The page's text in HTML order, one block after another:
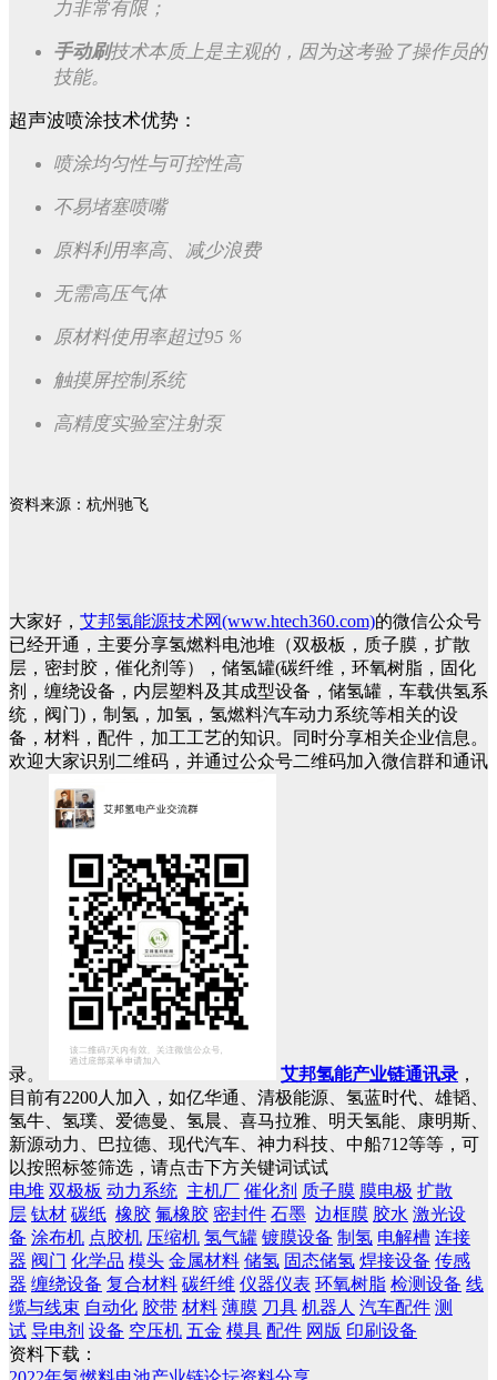
力非常有限；
手动刷技术本质上是主观的，因为这考验了操作员的
技能。
超声波喷涂技术优势：
喷涂均匀性与可控性高
不易堵塞喷嘴
原料利用率高、减少浪费
无需高压气体
原材料使用率超过95％
触摸屏控制系统
高精度实验室注射泵
资料来源：杭州驰飞
大家好， 艾邦氢能源技术网(www.htech360.com)的微信公众号
已经开通，主要分享氢燃料电池堆（双极板，质子膜，扩散
层，密封胶，催化剂等），储氢罐(碳纤维，环氧树脂，固化
剂，缠绕设备，内层塑料及其成型设备，储氢罐，车载供氢系
统，阀门)，制氢，加氢，氢燃料汽车动力系统等相关的设
备，材料，配件，加工工艺的知识。同时分享相关企业信息。
欢迎大家识别二维码，并通过公众号二维码加入微信群和通讯
录。 艾邦氢能产业链通讯录 ，
目前有2200人加入，如亿华通、清极能源、氢蓝时代、雄韬、
氢牛、氢璞、爱德曼、氢晨、喜马拉雅、明天氢能、康明斯、
新源动力、巴拉德、现代汽车、神力科技、中船712等等，可
以按照标签筛选，请点击下方关键词试试
电堆 双极板 动力系统 主机厂 催化剂 质子膜 膜电极 扩散
层 钛材 碳纸 橡胶 氟橡胶 密封件 石墨 边框膜 胶水 激光设
备 涂布机 点胶机 压缩机 氢气罐 镀膜设备 制氢 电解槽 连接
器 阀门 化学品 模头 金属材料 储氢 固态储氢 焊接设备 传感
器 缠绕设备 复合材料 碳纤维 仪器仪表 环氧树脂 检测设备 线
缆与线束 自动化 胶带 材料 薄膜 刀具 机器人 汽车配件 测
试 导电剂 设备 空压机 五金 模具 配件 网版 印刷设备
资料下载：